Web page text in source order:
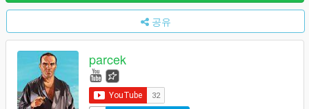
공유
parcek